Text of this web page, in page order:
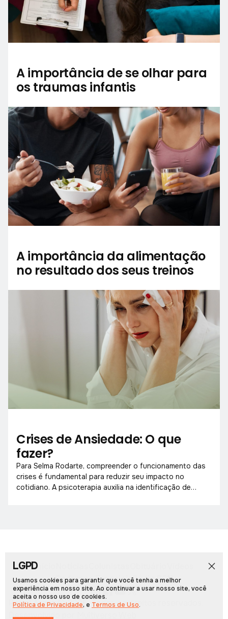
A importância de se olhar para
os traumas infantis
A importância da alimentação
no resultado dos seus treinos
Crises de Ansiedade: O que
fazer?
Para Selma Rodarte, compreender o funcionamento das
crises é fundamental para reduzir seu impacto no
cotidiano. A psicoterapia auxilia na identificação de
Início
Cadernos EspeciaisRádio PCN
Portal Arcos © 2026, Todos os direitos reservados.
Desenvolvido por
LGPD
Usamos cookies para garantir que você tenha a melhor
experiência em nosso site. Ao continuar a usar nosso site, você
aceita o nosso uso de cookies.
Política de Privacidade, e Termos de Uso.